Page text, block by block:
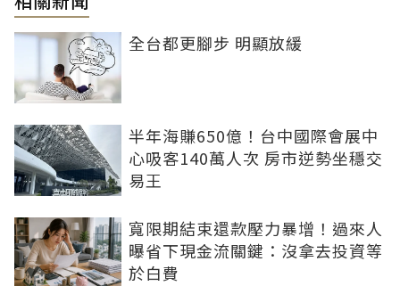
全台都更腳步 明顯放緩
半年海賺650億！台中國際會展中
心吸客140萬人次 房市逆勢坐穩交
易王
寬限期結束還款壓力暴增！過來人
曝省下現金流關鍵：沒拿去投資等
於白費